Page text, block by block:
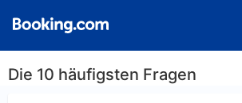
Die 10 häufigsten Fragen